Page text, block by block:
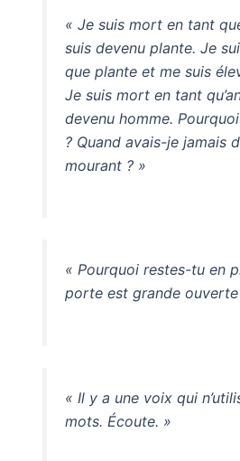
« Je suis mort en tant
suis devenu plante. Je
que plante et me suis
Je suis mort en tant
devenu homme.
? Quand avais-je jamais
mourant ? »
« Pourquoi restes-tu en
porte est grande ouverte
« Il y a une voix qui
mots. Écoute. »